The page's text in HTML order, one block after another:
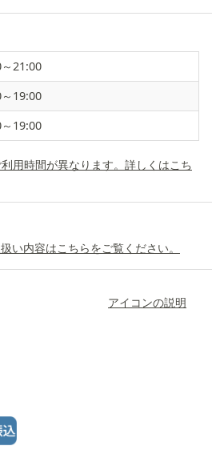
21:00
19:00
19:00
用時間が異なります。詳しくはこち
い内容はこちらをご覧ください。
アイコンの説明